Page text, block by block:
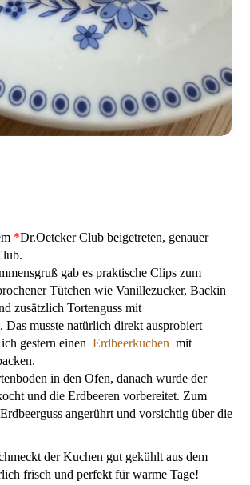
*Dr.Oetcker Club beigetreten, genauer
gab es praktische Clips zum
Tütchen wie Vanillezucker, Backin
zusätzlich Tortenguss mit
Das musste natürlich direkt ausprobiert
gestern einen Erdbeerkuchen mit
in den Ofen, danach wurde der
und die Erdbeeren vorbereitet. Zum
angerührt und vorsichtig über die
der Kuchen gut gekühlt aus dem
frisch und perfekt für warme Tage!